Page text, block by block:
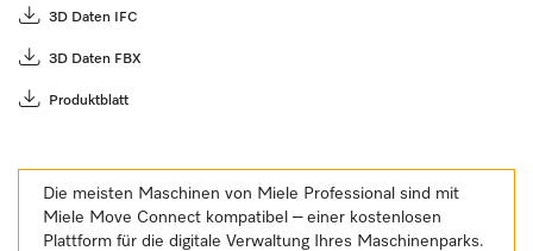
3D Daten IFC
3D Daten FBX
Produktblatt
Die meisten Maschinen von Miele Professional sind mit
Miele Move Connect kompatibel – einer kostenlosen
Plattform für die digitale Verwaltung Ihres Maschinenparks.